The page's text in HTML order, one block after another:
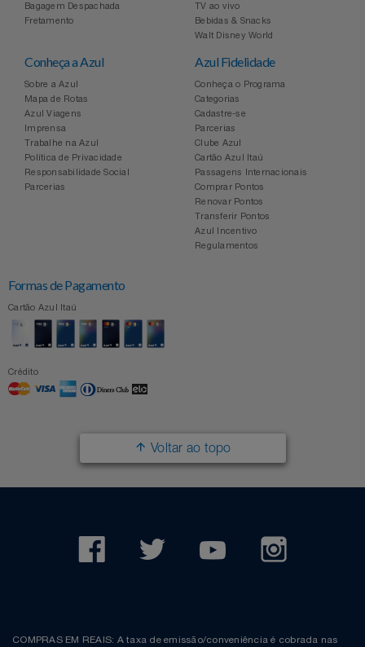
Bagagem Despachada
Fretamento
TV ao vivo
Bebidas & Snacks
Walt Disney World
Conheça a Azul
Sobre a Azul
Mapa de Rotas
Azul Viagens
Imprensa
Trabalhe na Azul
Política de Privacidade
Responsabilidade Social
Parcerias
Azul Fidelidade
Conheça o Programa
Categorias
Cadastre-se
Parcerias
Clube Azul
Cartão Azul Itaú
Passagens Internacionais
Comprar Pontos
Renovar Pontos
Transferir Pontos
Azul Incentivo
Regulamentos
Formas de Pagamento
Cartão Azul Itaú
Crédito
Voltar ao topo
COMPRAS EM REAIS: A taxa de emissão/conveniência é cobrada nas